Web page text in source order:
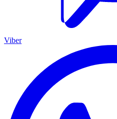
Viber